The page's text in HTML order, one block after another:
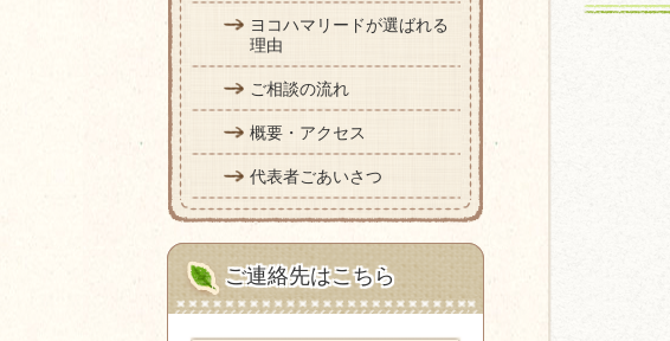
ヨコハマリードが選ばれる
理由
ご相談の流れ
概要・アクセス
代表者ごあいさつ
ご連絡先はこちら